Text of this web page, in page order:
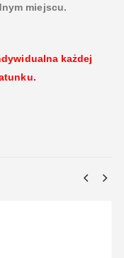
miejscu.
każdej